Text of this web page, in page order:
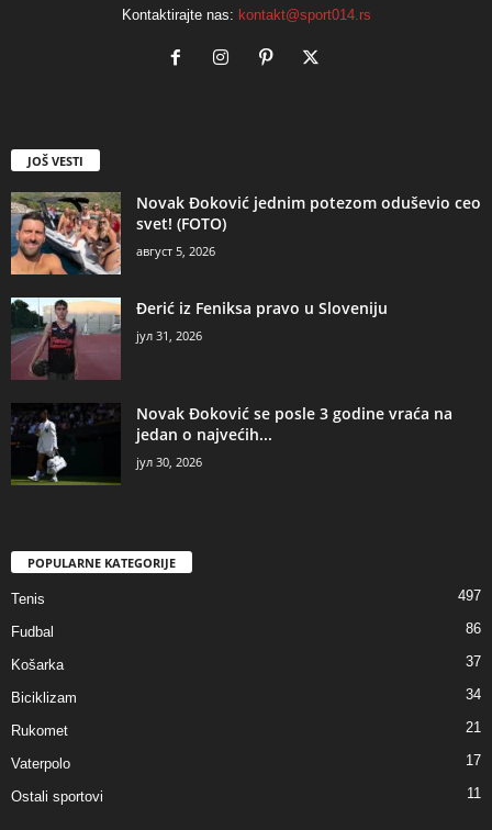
Kontaktirajte nas: kontakt@sport014.rs
JOŠ VESTI
Novak Đoković jednim potezom oduševio ceo
svet! (FOTO)
август 5, 2026
Đerić iz Feniksa pravo u Sloveniju
јул 31, 2026
Novak Đoković se posle 3 godine vraća na
jedan o najvećih...
јул 30, 2026
POPULARNE KATEGORIJE
Tenis 497
Fudbal 86
Košarka 37
Biciklizam 34
Rukomet 21
Vaterpolo 17
Ostali sportovi 11